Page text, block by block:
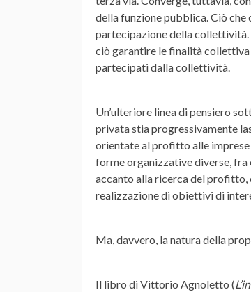
della funzione pubblica. Ciò che
partecipazione della collettività.
ciò garantire le finalità
partecipati dalla collettività.
Un’ulteriore linea di pensiero
privata stia progressivamente
orientate al profitto alle imprese
forme organizzative diverse, fra
accanto alla ricerca del profitto,
realizzazione di obiettivi di
Ma, davvero, la natura della
Il libro di Vittorio Agnoletto (